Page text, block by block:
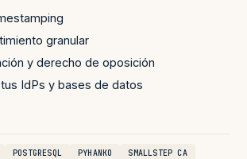
granular
y derecho de oposición
IdPs y bases de datos
POSTGRESQL PYHANKO SMALLSTEP CA